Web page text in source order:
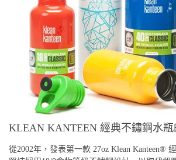
KLEAN KANTEEN 經典不鏽鋼水瓶
從2002年，發表第一款 27oz Klean Kanteen®